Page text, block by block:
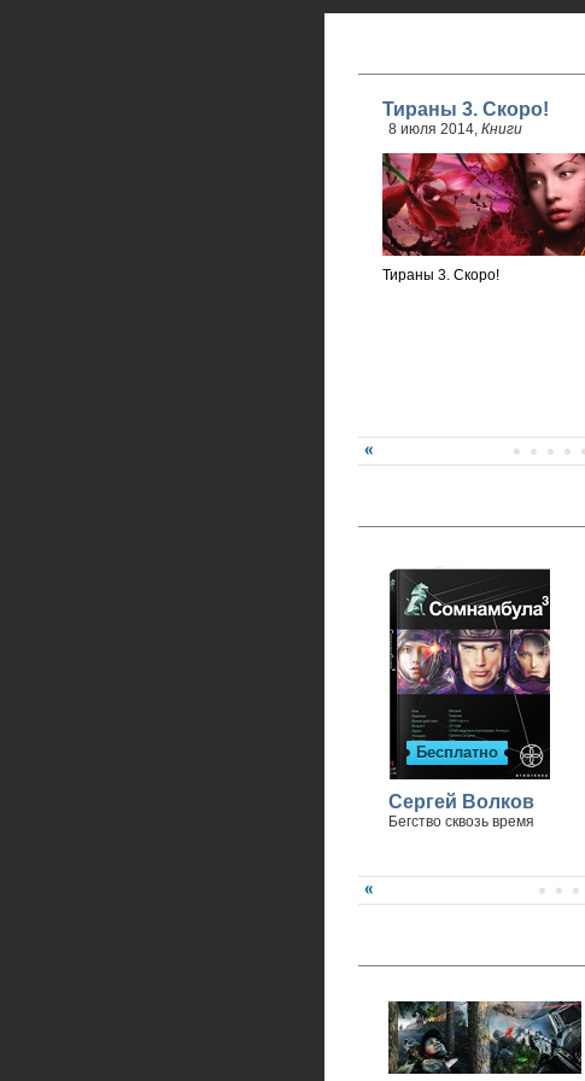
Тираны 3. Скоро!
8 июля 2014, Книги
Тираны 3. Скоро!
Бесплатно
Сергей Волков
Бегство сквозь время